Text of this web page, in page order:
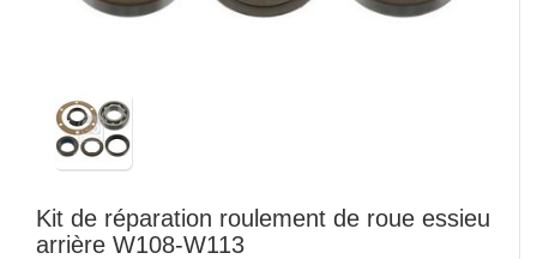
Kit de réparation roulement de roue essieu
arrière W108-W113